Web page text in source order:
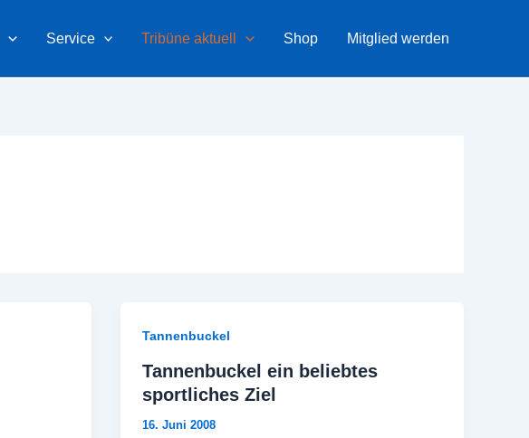
Service Tribüne aktuell Shop Mitglied werden
Tannenbuckel
Tannenbuckel ein beliebtes
sportliches Ziel
16. Juni 2008